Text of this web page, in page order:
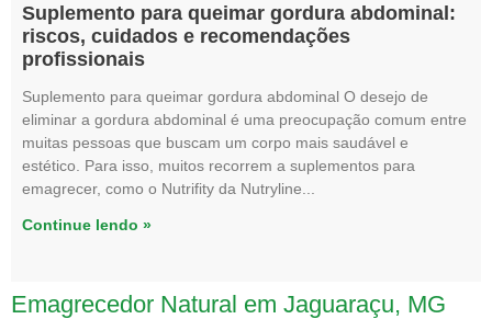
Suplemento para queimar gordura abdominal:
riscos, cuidados e recomendações
profissionais
Suplemento para queimar gordura abdominal O desejo de
eliminar a gordura abdominal é uma preocupação comum entre
muitas pessoas que buscam um corpo mais saudável e
estético. Para isso, muitos recorrem a suplementos para
emagrecer, como o Nutrifity da Nutryline
Continue lendo »
Emagrecedor Natural em Jaguaraçu, MG